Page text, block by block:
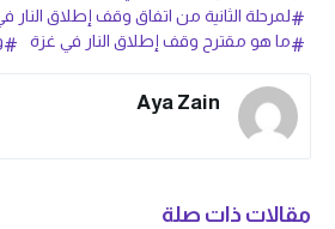
لمرحلة الثانية من اتفاق وقف إطلاق النار
ما هو مقترح وقف إطلاق النار في غزة
Aya Zain
مقالات ذات صلة